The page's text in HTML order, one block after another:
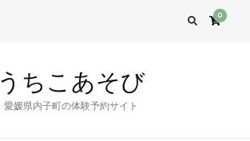
0
うちこあそび
愛媛県内子町の体験予約サイト